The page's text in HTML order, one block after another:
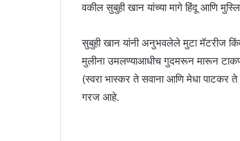
वकील सुबुही खान यांच्या मागे हिंदू आणि
सुबुही खान यांनी अनुभवलेले मुटा मॅटरीज
मुलीना उमलण्याआधीच गुदमरून मारून
(स्वरा भास्कर ते सवाना आणि मेधा पाटकर ते
गरज आहे.